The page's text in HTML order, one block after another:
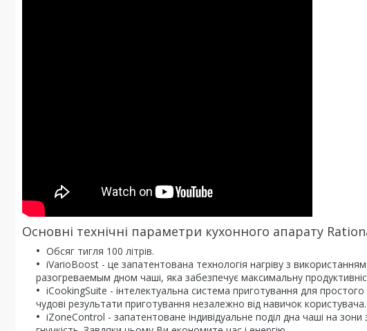
Основні технічні параметри кухонного апарату
Обсяг тигля 100 літрів.
iVarioBoost - це запатентована технологія нагріву з
разогреваемым дном чаші, яка забезпечує максимальну
iCookingSuite - інтелектуальна система приготування для
чудові результати приготування незалежно від навичок користувача.
iZoneControl - запатентоване індивідуальне поділ дна чаші на